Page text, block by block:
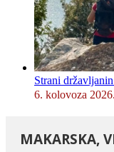
Strani
6. kolovoza